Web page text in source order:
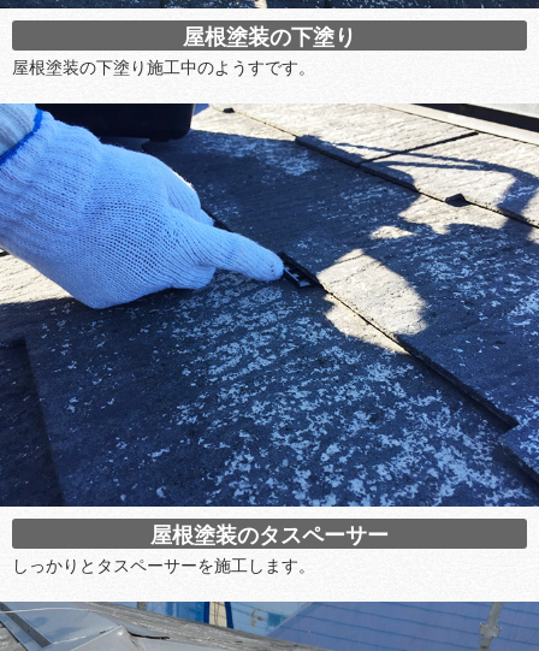
屋根塗装の下塗り
屋根塗装の下塗り施工中のようすです。
屋根塗装のタスペーサー
しっかりとタスペーサーを施工します。